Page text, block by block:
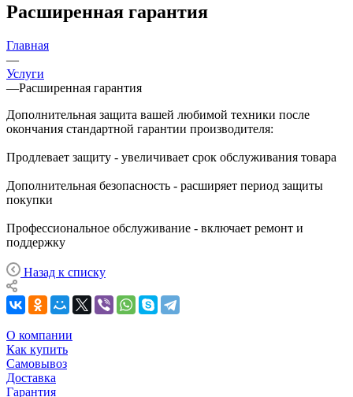
Расширенная гарантия
Главная
—
Услуги
—Расширенная гарантия
Дополнительная защита вашей любимой техники после
окончания стандартной гарантии производителя:
Продлевает защиту - увеличивает срок обслуживания товара
Дополнительная безопасность - расширяет период защиты
покупки
Профессиональное обслуживание - включает ремонт и
поддержку
Назад к списку
О компании
Как купить
Самовывоз
Доставка
Гарантия